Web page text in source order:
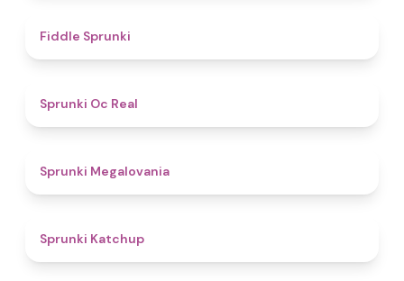
Fiddle Sprunki
Sprunki Oc Real
Sprunki Megalovania
Sprunki Katchup